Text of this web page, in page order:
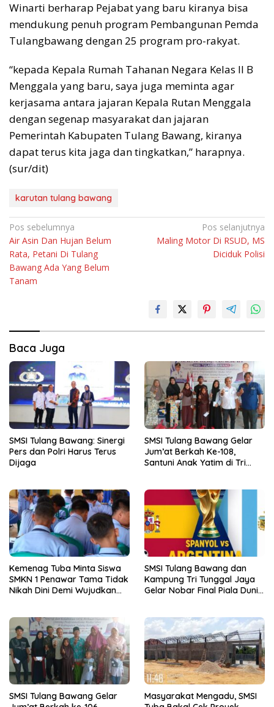
Winarti berharap Pejabat yang baru kiranya bisa
mendukung penuh program Pembangunan Pemda
Tulangbawang dengan 25 program pro-rakyat.
“kepada Kepala Rumah Tahanan Negara Kelas II B
Menggala yang baru, saya juga meminta agar
kerjasama antara jajaran Kepala Rutan Menggala
dengan segenap masyarakat dan jajaran
Pemerintah Kabupaten Tulang Bawang, kiranya
dapat terus kita jaga dan tingkatkan,” harapnya.
(sur/dit)
karutan tulang bawang
Navigasi
pos
Pos sebelumnya
Air Asin Dan Hujan Belum
Rata, Petani Di Tulang
Bawang Ada Yang Belum
Tanam
Pos selanjutnya
Maling Motor Di RSUD, MS
Diciduk Polisi
Baca Juga
SMSI Tulang Bawang: Sinergi
Pers dan Polri Harus Terus
Dijaga
SMSI Tulang Bawang Gelar
Jum’at Berkah Ke-108,
Santuni Anak Yatim di Tri
Kemenag Tuba Minta Siswa
SMKN 1 Penawar Tama Tidak
Nikah Dini Demi Wujudkan
SMSI Tulang Bawang dan
Kampung Tri Tunggal Jaya
Gelar Nobar Final Piala Dunia
SMSI Tulang Bawang Gelar
Masyarakat Mengadu, SMSI